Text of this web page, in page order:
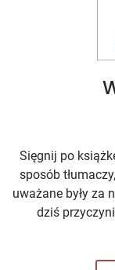
Sięgnij po
sposób
uważane były za
dziś